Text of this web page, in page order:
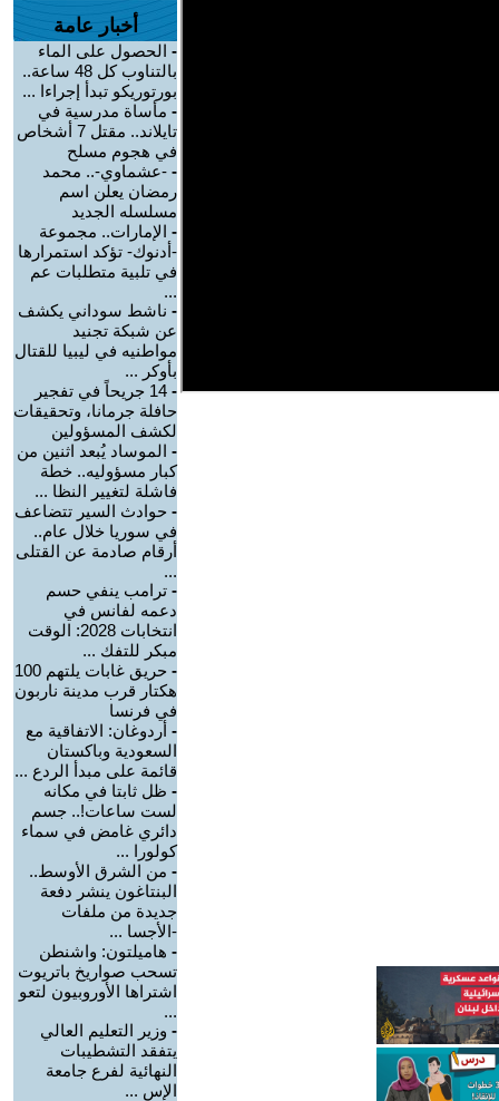
أخبار عامة
- الحصول على الماء
بالتناوب كل 48 ساعة..
بورتوريكو تبدأ إجراءا ...
- مأساة مدرسية في
تايلاند.. مقتل 7 أشخاص
في هجوم مسلح
- -عشماوي-.. محمد
رمضان يعلن اسم
مسلسله الجديد
- الإمارات.. مجموعة
-أدنوك- تؤكد استمرارها
في تلبية متطلبات عم
...
- ناشط سوداني يكشف
عن شبكة تجنيد
مواطنيه في ليبيا للقتال
بأوكر ...
-
14 جريحاً في تفجير
حافلة جرمانا، وتحقيقات
لكشف المسؤولين
- الموساد يُبعد اثنين من
كبار مسؤوليه.. خطة
فاشلة لتغيير النظا ...
- حوادث السير تتضاعف
في سوريا خلال عام..
أرقام صادمة عن القتلى
...
- ترامب ينفي حسم
دعمه لفانس في
انتخابات 2028: الوقت
مبكر للتفك ...
-
حريق غابات يلتهم 100
هكتار قرب مدينة ناربون
في فرنسا
- أردوغان: الاتفاقية مع
السعودية وباكستان
قائمة على مبدأ الردع ...
- ظل ثابتا في مكانه
لست ساعات!.. جسم
دائري غامض في سماء
كولورا ...
- من الشرق الأوسط..
البنتاغون ينشر دفعة
جديدة من ملفات
-الأجسا ...
- هاميلتون: واشنطن
تسحب صواريخ باتريوت
اشتراها الأوروبيون لتعو
...
- وزير التعليم العالي
يتفقد التشطيبات
النهائية لفرع جامعة
الإس ...